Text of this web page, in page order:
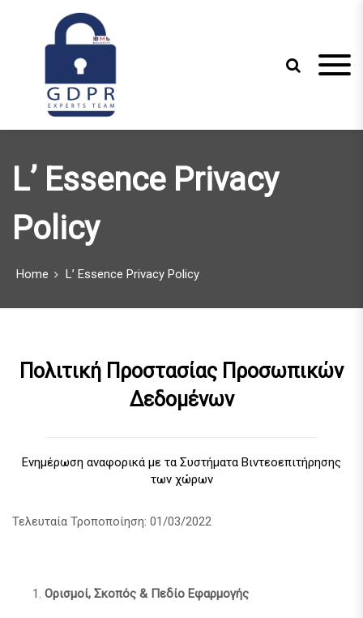
o GDPR Experts
Team
L’ Essence Privacy
Policy
Home L’ Essence Privacy Policy
Πολιτική Προστασίας Προσωπικών
Δεδομένων
Ενημέρωση αναφορικά με τα Συστήματα Βιντεοεπιτήρησης
των χώρων
Τελευταία Τροποποίηση: 01/03/2022
Ορισμοί, Σκοπός & Πεδίο Εφαρμογής